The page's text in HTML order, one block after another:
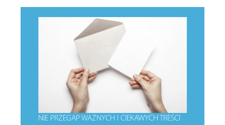
NIE PRZEGAP WAŻNYCH I CIEKAWYCH TREŚCI